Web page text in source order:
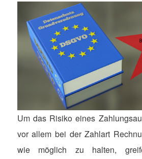
Um das Risiko eines
vor allem bei der Zahlart
wie möglich zu halten,